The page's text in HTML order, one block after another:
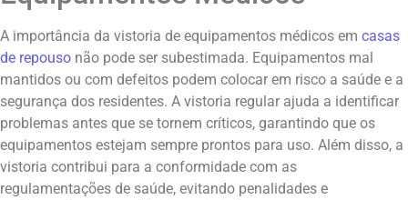
A importância da vistoria de equipamentos médicos em casas
de repouso não pode ser subestimada. Equipamentos mal
mantidos ou com defeitos podem colocar em risco a saúde e a
segurança dos residentes. A vistoria regular ajuda a identificar
problemas antes que se tornem críticos, garantindo que os
equipamentos estejam sempre prontos para uso. Além disso, a
vistoria contribui para a conformidade com as
regulamentações de saúde, evitando penalidades e